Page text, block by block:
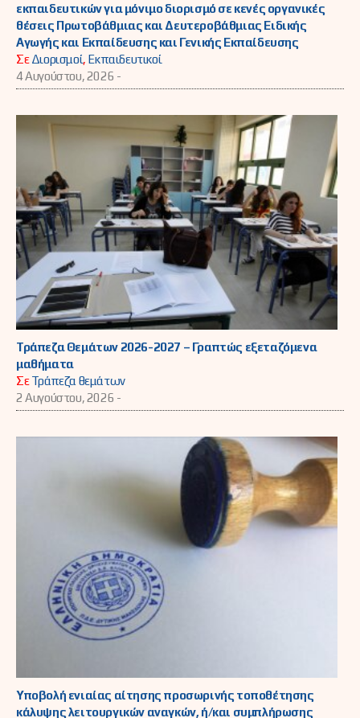
εκπαιδευτικών για μόνιμο διορισμό σε κενές οργανικές
θέσεις Πρωτοβάθμιας και Δευτεροβάθμιας Ειδικής
Αγωγής και Εκπαίδευσης και Γενικής Εκπαίδευσης
ΣεΔιορισμοί, Εκπαιδευτικοί
4 Αυγούστου, 2026 -
Τράπεζα Θεμάτων 2026-2027 – Γραπτώς εξεταζόμενα
μαθήματα
ΣεΤράπεζα θεμάτων
2 Αυγούστου, 2026 -
Υποβολή ενιαίας αίτησης προσωρινής τοποθέτησης
κάλυψης λειτουργικών αναγκών, ή/και συμπλήρωσης